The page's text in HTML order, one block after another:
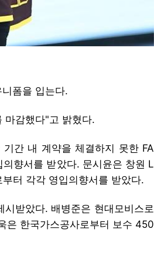
폼을 입는다.
마감했다"고 밝혔다.
간 내 계약을 체결하지 못한 FA
향서를 받았다. 문시윤은 창원 L
터 각각 영입의향서를 받았다.
받았다. 배병준은 현대모비스로
은 한국가스공사로부터 보수 450